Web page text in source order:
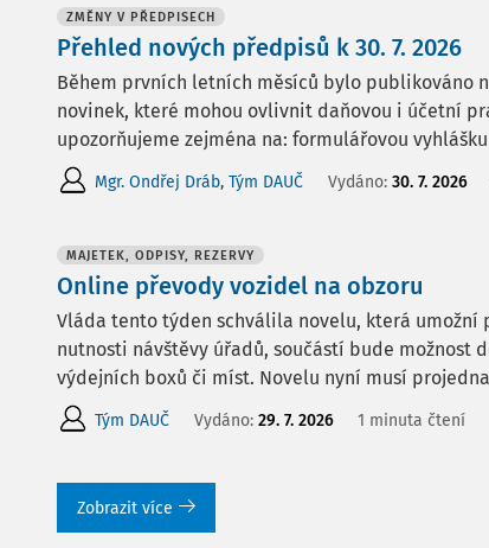
ZMĚNY V PŘEDPISECH
Přehled nových předpisů k 30. 7. 2026
Během prvních letních měsíců bylo publikováno
novinek, které mohou ovlivnit daňovou i účetní
upozorňujeme zejména na: formulářovou
Mgr. Ondřej Dráb, Tým DAUČ Vydáno: 30. 7. 2026
MAJETEK, ODPISY, REZERVY
Online převody vozidel na obzoru
Vláda tento týden schválila novelu, která
nutnosti návštěvy úřadů, součástí bude možnost
výdejních boxů či míst. Novelu nyní musí
Tým DAUČ Vydáno: 29. 7. 2026 1 minuta čtení
Zobrazit více